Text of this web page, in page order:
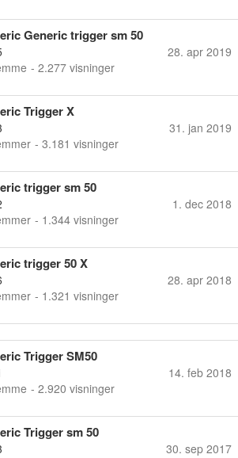
Generic trigger sm 50
- 2.277 visninger
28. apr 2019
Trigger X
- 3.181 visninger
31. jan 2019
trigger sm 50
- 1.344 visninger
1. dec 2018
trigger 50 X
- 1.321 visninger
28. apr 2018
Trigger SM50
- 2.920 visninger
14. feb 2018
Trigger sm 50
30. sep 2017